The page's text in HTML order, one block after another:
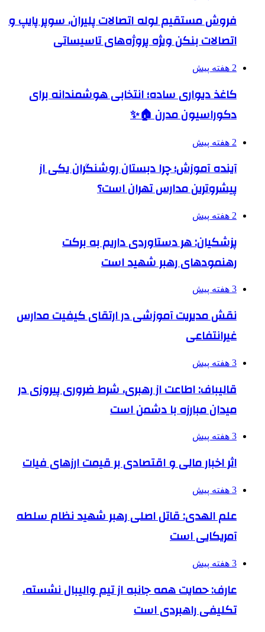
فروش مستقیم لوله اتصالات پلیران، سوپر پایپ و
اتصالات بنکن ویژه پروژه‌های تاسیساتی
2 هفته پیش
کاغذ دیواری ساده؛ انتخابی هوشمندانه برای
دکوراسیون مدرن 🏠✨
2 هفته پیش
آینده آموزش؛ چرا دبستان روشنگران یکی از
پیشروترین مدارس تهران است؟
2 هفته پیش
پزشکیان: هر دستاوردی داریم به برکت
رهنمودهای رهبر شهید است
3 هفته پیش
نقش مدیریت آموزشی در ارتقای کیفیت مدارس
غیرانتفاعی
3 هفته پیش
قالیباف: اطاعت از رهبری، شرط ضروری پیروزی در
میدان مبارزه با دشمن است
3 هفته پیش
اثر اخبار مالی و اقتصادی بر قیمت ارزهای فیات
3 هفته پیش
علم الهدی: قاتل اصلی رهبر شهید نظام سلطه
آمریکایی است
3 هفته پیش
عارف: حمایت همه جانبه از تیم والیبال نشسته،
تکلیفی راهبردی است